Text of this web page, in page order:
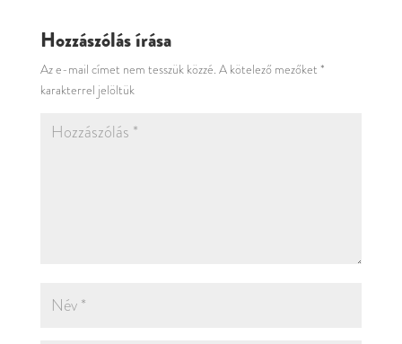
Hozzászólás írása
Az e-mail címet nem tesszük közzé. A kötelező mezőket *
karakterrel jelöltük